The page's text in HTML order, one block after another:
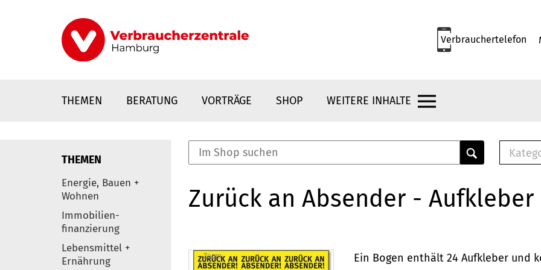
Verbrauchertelefon
THEMEN BERATUNG VORTRÄGE SHOP WEITERE INHALTE
Elemente
THEMEN
Energie, Bauen +
Wohnen
Immobilien-
finanzierung
Lebensmittel +
Ernährung
E-
Zurück an Absender - Aufkleber
Zoom
Ein Bogen enthält 24 Aufkleber und